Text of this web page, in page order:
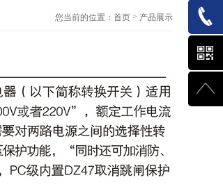
您当前的位置： 首页 > 产品展示 询
021-